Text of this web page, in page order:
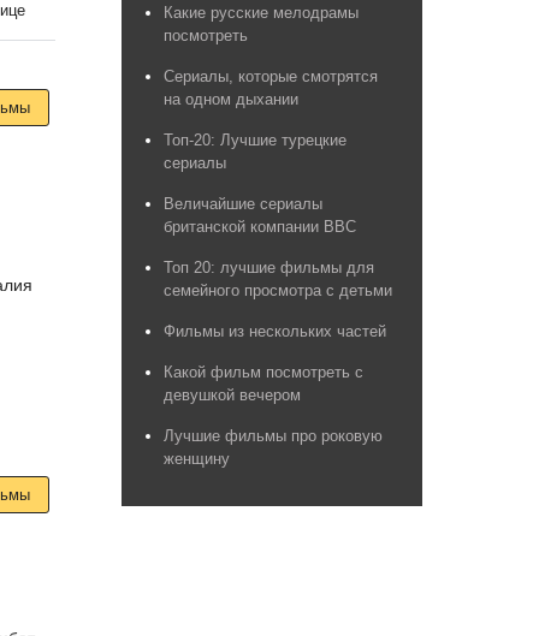
Какие русские мелодрамы
посмотреть
Сериалы, которые смотрятся
на одном дыхании
Топ-20: Лучшие турецкие
сериалы
Величайшие сериалы
британской компании BBC
Топ 20: лучшие фильмы для
семейного просмотра с детьми
Фильмы из нескольких частей
Какой фильм посмотреть с
девушкой вечером
Лучшие фильмы про роковую
женщину